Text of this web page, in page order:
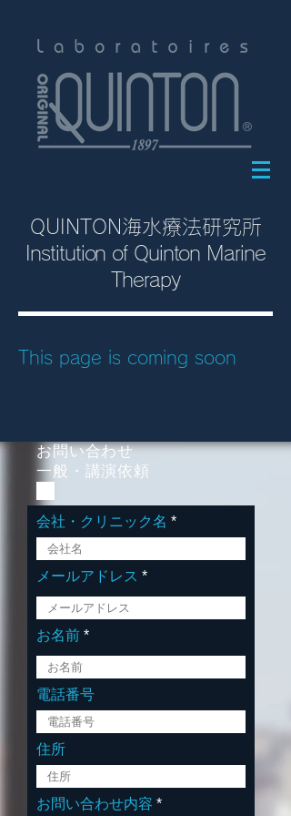
QUINTON海水療法研究所
Institution of Quinton Marine
Therapy
This page is coming soon
お問い合わせ
​一般・講演依頼
会社・クリニック名
メールアドレス
お名前
電話番号
住所
お問い合わせ内容